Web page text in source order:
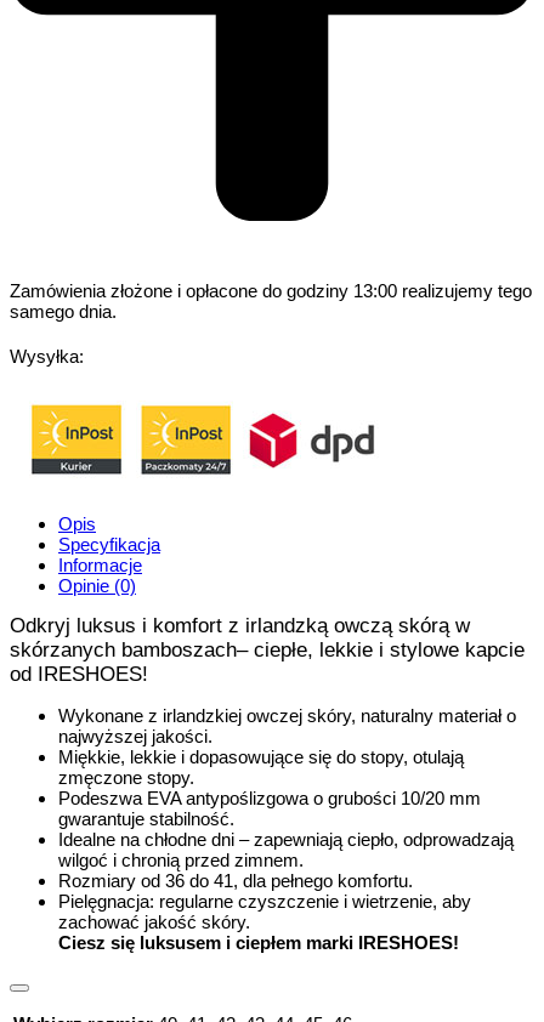
Zamówienia złożone i opłacone do godziny 13:00 realizujemy tego
samego dnia.
Wysyłka:
Opis
Specyfikacja
Informacje
Opinie (0)
Odkryj luksus i komfort z irlandzką owczą skórą w
skórzanych bamboszach– ciepłe, lekkie i stylowe kapcie
od IRESHOES!
Wykonane z irlandzkiej owczej skóry, naturalny materiał o
najwyższej jakości.
Miękkie, lekkie i dopasowujące się do stopy, otulają
zmęczone stopy.
Podeszwa EVA antypoślizgowa o grubości 10/20 mm
gwarantuje stabilność.
Idealne na chłodne dni – zapewniają ciepło, odprowadzają
wilgoć i chronią przed zimnem.
Rozmiary od 36 do 41, dla pełnego komfortu.
Pielęgnacja: regularne czyszczenie i wietrzenie, aby
zachować jakość skóry.
Ciesz się luksusem i ciepłem marki IRESHOES!